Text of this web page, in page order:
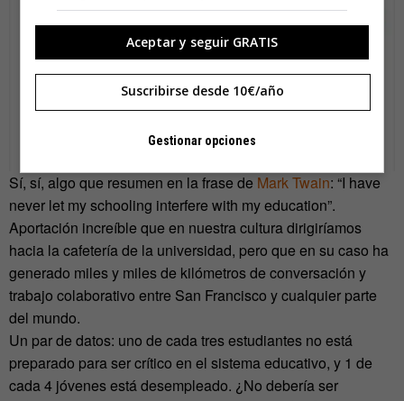
Sí, sí, algo que resumen en la frase de Mark Twain: “I have
never let my schooling interfere with my education”.
Aportación increíble que en nuestra cultura dirigiríamos
hacia la cafetería de la universidad, pero que en su caso ha
generado miles y miles de kilómetros de conversación y
trabajo colaborativo entre San Francisco y cualquier parte
del mundo.
Un par de datos: uno de cada tres estudiantes no está
preparado para ser crítico en el sistema educativo, y 1 de
cada 4 jóvenes está desempleado. ¿No debería ser
Aceptar y seguir GRATIS
Suscribirse desde 10€/año
Gestionar opciones